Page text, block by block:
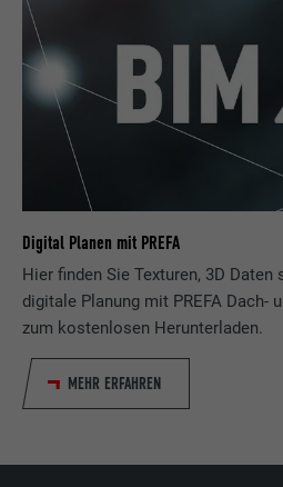
Digital Planen mit PREFA
Hier finden Sie Texturen, 3D
digitale Planung mit PREFA Dach-
zum kostenlosen Herunterladen.
MEHR ERFAHREN
Anbieter Google Optimize
Laufzeit 90 Tage
Wird testweise
der Browser das
erlaubt. Enthält
Zweck
Speichert die vom
Sprach version
Name
Anbieter
Laufzeit Sitzung
Zweck
Eingestellt von
Webseite ein